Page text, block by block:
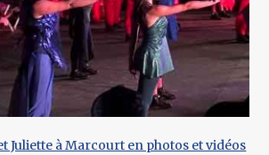
Juliette à Marcourt en photos et vidéos